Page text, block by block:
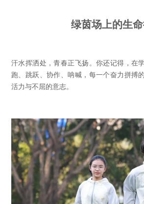
绿茵场上的生
汗水挥洒处，青春正飞扬。你还记得，在
跑、跳跃、协作、呐喊，每一个奋力拼搏
活力与不屈的意志。